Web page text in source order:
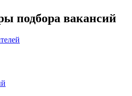
подбора вакансий